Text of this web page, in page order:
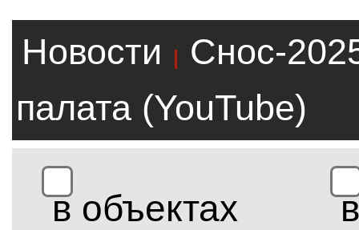
Новости |
Снос-
палата (YouTube)
в объектах
в